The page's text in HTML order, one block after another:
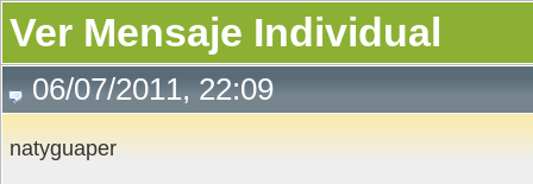
Ver Mensaje Individual
06/07/2011, 22:09
natyguaper